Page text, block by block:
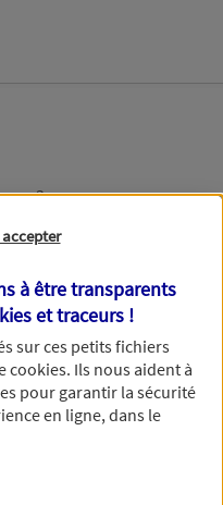
?
à être transparents
et traceurs !
sur ces petits fichiers
cookies. Ils nous aident à
pour garantir la sécurité
en ligne, dans le